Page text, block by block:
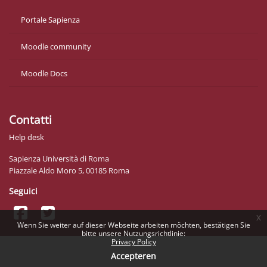
Wenn Sie weiter auf dieser Webseite arbeiten möchten, bestätigen Sie
bitte unsere Nutzungsrichtlinie:
Privacy Policy
Accepteren
x
Portale Sapienza
Moodle community
Moodle Docs
Contatti
Help desk
Sapienza Università di Roma
Piazzale Aldo Moro 5, 00185 Roma
Seguici